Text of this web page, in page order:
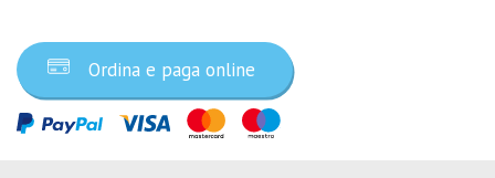
Ordina e paga online